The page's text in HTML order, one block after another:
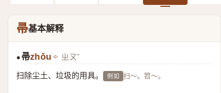
帚基本解释
● 帚zhǒu ㄓㄡˇ
扫除尘土、垃圾的用具。 例如 扫～。笤～。